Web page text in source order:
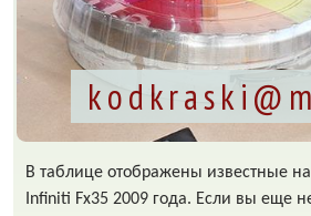
В таблице отображены известные
Infiniti Fx35 2009 года. Если вы еще